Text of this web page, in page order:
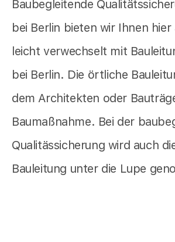
Baubegleitende
bei Berlin bieten wir Ihnen hier
leicht verwechselt mit
bei Berlin. Die örtliche
dem Architekten oder
Baumaßnahme. Bei der
Qualitässicherung wird auch
Bauleitung unter die Lupe